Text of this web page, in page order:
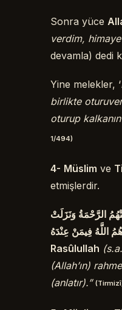
Sonra yüce
verdim,
devamla) dedi
Yine melekler, ‘
birlikte
oturup
1/494)
4- Müslim ve
etmişlerdir.
الرَّحْمَةُ وَنَزَلَتْ
اللَّهُ فِيمَنْ عِنْدَهُ
Rasûlullah
(Allah’ın)
(anlatır).”